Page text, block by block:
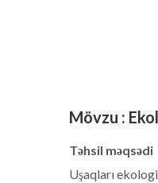
Mövzu :
Təhsil məqsədi
Uşaqları